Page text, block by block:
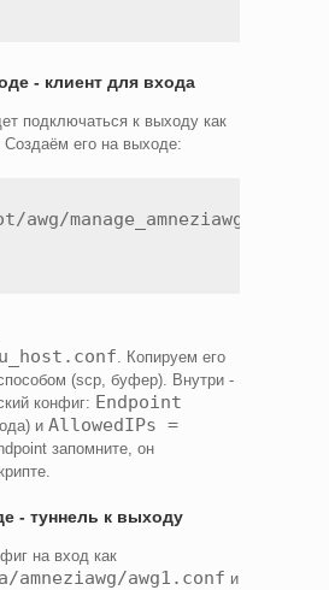
- клиент для входа
подключаться к выходу как
его на выходе:
. Копируем его
(scp, буфер). Внутри -
конфиг: Endpoint
и AllowedIPs =
запомните, он
- туннель к выходу
на вход как
amneziawg/awg1.conf и